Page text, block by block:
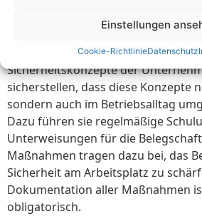
Einstellungen
Cookie-RichtlinieDatenschutz
gewährleisten dies.
Eine weitere wichtige Grundlage
Sicherheitskonzepte der
sicherstellen, dass diese Konzepte
sondern auch im Betriebsalltag
Dazu führen sie regelmäßige
Unterweisungen für die
Maßnahmen tragen dazu bei, das
Sicherheit am Arbeitsplatz zu
Dokumentation aller Maßnahmen
obligatorisch.